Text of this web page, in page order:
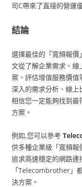
司C帶來了直接的營運
結論
選擇最佳的「寬頻報
文從了解企業需求、線
案、評估增值服務價值
深入的需求分析、線
相信您一定能夠找到最
方案。
例如,您可以參考
供多種企業級「寬頻
追求高速穩定的網路連
「Telecombrother」
決方案。